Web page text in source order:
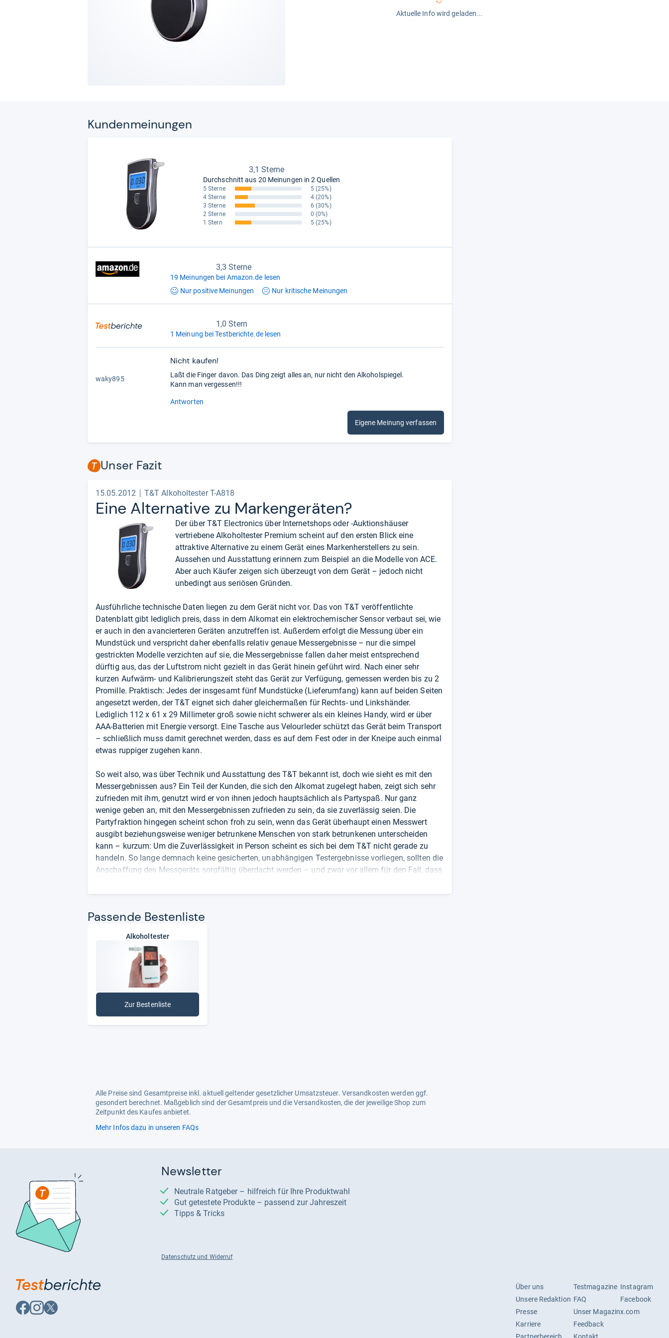
Aktuelle Info wird geladen...
Kun­den­mei­nun­gen
3,1 Sterne
Durchschnitt aus 20 Meinungen in 2 Quellen
5 Sterne 5 (25%)
4 Sterne
4 (20%)
3 Sterne
6 (30%)
2 Sterne
0 (0%)
1 Stern
5 (25%)
3,3 Sterne
19 Meinungen bei Amazon.de lesen
Nur positive Meinungen Nur kritische Meinungen
1,0 Stern
1 Meinung bei Testberichte.de lesen
von
waky895
Nicht kaufen!
Laßt die Finger davon. Das Ding zeigt alles an, nur nicht den Alkoholspiegel.
Kann man vergessen!!!
Antworten
Eigene Meinung verfassen
Unser Fazit
15.05.2012 T&T Alkoholtester T-A818
Eine Alter­na­tive zu Mar­ken­ge­rä­ten?
Der über T&T Electronics über Internetshops oder -Auktionshäuser
vertriebene Alkoholtester Premium scheint auf den ersten Blick eine
attraktive Alternative zu einem Gerät eines Markenherstellers zu sein.
Aussehen und Ausstattung erinnern zum Beispiel an die Modelle von ACE.
Aber auch Käufer zeigen sich überzeugt von dem Gerät – jedoch nicht
unbedingt aus seriösen Gründen.
Ausführliche technische Daten liegen zu dem Gerät nicht vor. Das von T&T veröffentlichte
Datenblatt gibt lediglich preis, dass in dem Alkomat ein elektrochemischer Sensor verbaut sei, wie
er auch in den avancierteren Geräten anzutreffen ist. Außerdem erfolgt die Messung über ein
Mundstück und verspricht daher ebenfalls relativ genaue Messergebnisse – nur die simpel
gestrickten Modelle verzichten auf sie, die Messergebnisse fallen daher meist entsprechend
dürftig aus, das der Luftstrom nicht gezielt in das Gerät hinein geführt wird. Nach einer sehr
kurzen Aufwärm- und Kalibrierungszeit steht das Gerät zur Verfügung, gemessen werden bis zu 2
Promille. Praktisch: Jedes der insgesamt fünf Mundstücke (Lieferumfang) kann auf beiden Seiten
angesetzt werden, der T&T eignet sich daher gleichermaßen für Rechts- und Linkshänder.
Lediglich 112 x 61 x 29 Millimeter groß sowie nicht schwerer als ein kleines Handy, wird er über
AAA-Batterien mit Energie versorgt. Eine Tasche aus Velourleder schützt das Gerät beim Transport
– schließlich muss damit gerechnet werden, dass es auf dem Fest oder in der Kneipe auch einmal
etwas ruppiger zugehen kann.
So weit also, was über Technik und Ausstattung des T&T bekannt ist, doch wie sieht es mit den
Messergebnissen aus? Ein Teil der Kunden, die sich den Alkomat zugelegt haben, zeigt sich sehr
zufrieden mit ihm, genutzt wird er von ihnen jedoch hauptsächlich als Partyspaß. Nur ganz
wenige geben an, mit den Messergebnissen zufrieden zu sein, da sie zuverlässig seien. Die
Partyfraktion hingegen scheint schon froh zu sein, wenn das Gerät überhaupt einen Messwert
ausgibt beziehungsweise weniger betrunkene Menschen von stark betrunkenen unterscheiden
kann – kurzum: Um die Zuverlässigkeit in Person scheint es sich bei dem T&T nicht gerade zu
handeln. So lange demnach keine gesicherten, unabhängigen Testergebnisse vorliegen, sollten die
Anschaffung des Messgeräts sorgfältig überdacht werden – und zwar vor allem für den Fall, dass
enttäuscht zu werden, ist, falls man den Kundenbewertungen Glauben schenken darf, einfach zu
zu haben – könnte sich als herausgeworfenes Geld entpuppen.
vonWolfgang
Pas­sende Bes­ten­liste
Alkoholtester
Zur Bestenliste
: Alkoholtester
Alle Preise sind Gesamtpreise inkl. aktuell geltender gesetzlicher Umsatzsteuer. Versandkosten werden ggf.
gesondert berechnet. Maßgeblich sind der Gesamtpreis und die Versandkosten, die der jeweilige Shop zum
Zeitpunkt des Kaufes anbietet.
Mehr Infos dazu in unseren FAQs
Newsletter
Neutrale Ratgeber – hilfreich für Ihre Produktwahl
Gut getestete Produkte – passend zur Jahreszeit
Tipps & Tricks
Datenschutz und Widerruf
Auf
Facebook
Auf
Instagram
Auf
X
Über uns
Unsere Redaktion
Presse
Karriere
Testmagazine
FAQ
Unser Magazin
Feedback
Instagram
Facebook
x.com